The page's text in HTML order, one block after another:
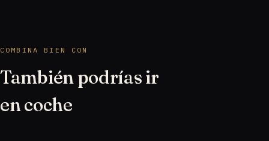
COMBINA BIEN CON
También podrías ir
en coche